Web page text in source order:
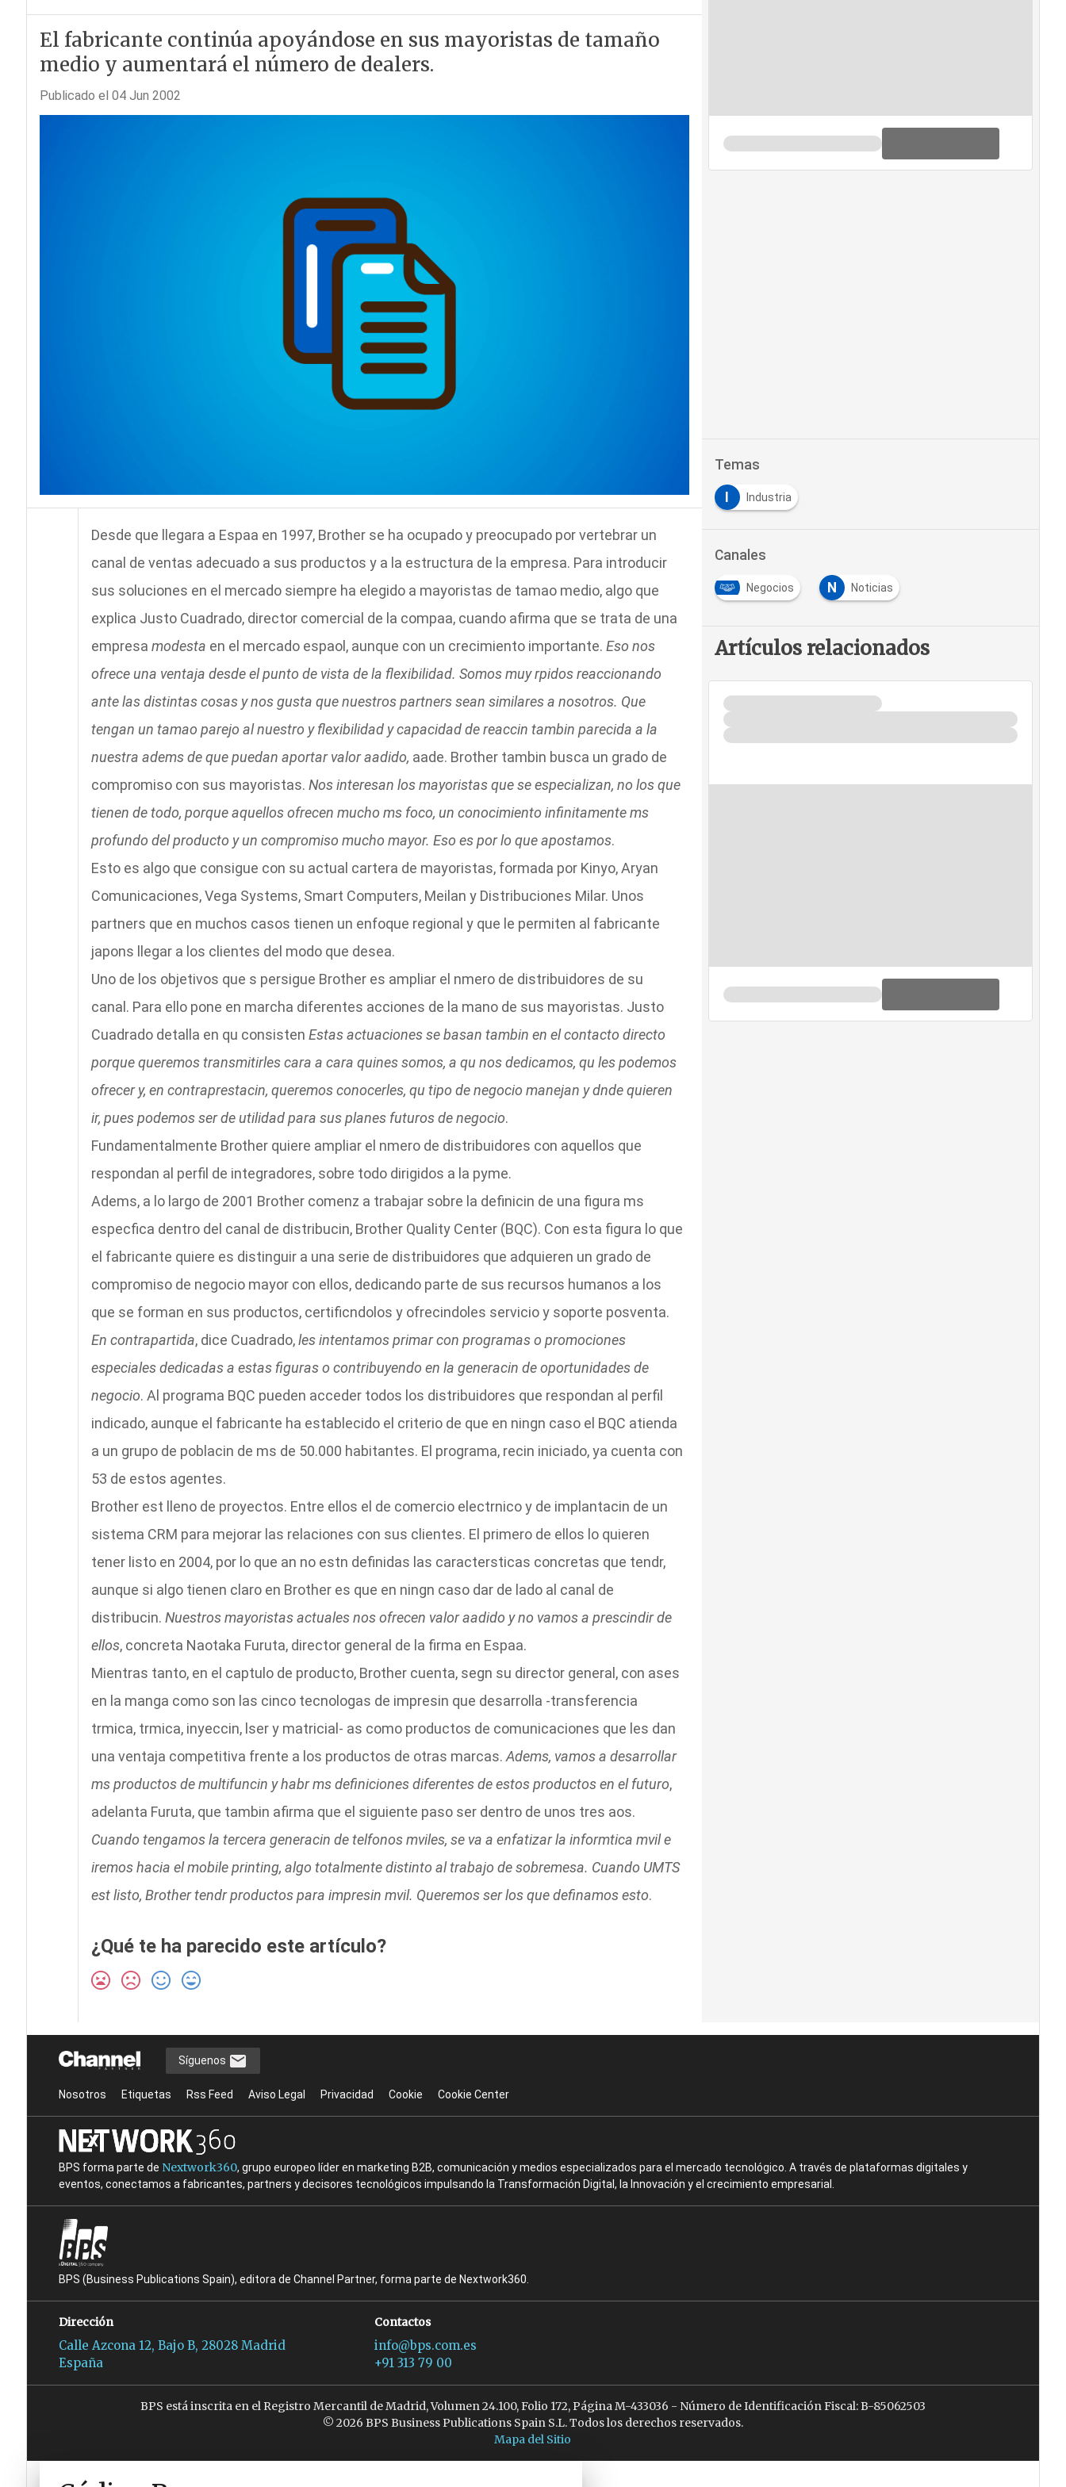
El fabricante continúa apoyándose en sus mayoristas de tamaño
medio y aumentará el número de dealers.
Publicado el 04 Jun 2002
Desde que llegara a Espaa en 1997, Brother se ha ocupado y preocupado por vertebrar un
canal de ventas adecuado a sus productos y a la estructura de la empresa. Para introducir
sus soluciones en el mercado siempre ha elegido a mayoristas de tamao medio, algo que
explica Justo Cuadrado, director comercial de la compaa, cuando afirma que se trata de una
empresa modesta en el mercado espaol, aunque con un crecimiento importante. Eso nos
ofrece una ventaja desde el punto de vista de la flexibilidad. Somos muy rpidos reaccionando
ante las distintas cosas y nos gusta que nuestros partners sean similares a nosotros. Que
tengan un tamao parejo al nuestro y flexibilidad y capacidad de reaccin tambin parecida a la
nuestra adems de que puedan aportar valor aadido, aade. Brother tambin busca un grado de
compromiso con sus mayoristas. Nos interesan los mayoristas que se especializan, no los que
tienen de todo, porque aquellos ofrecen mucho ms foco, un conocimiento infinitamente ms
profundo del producto y un compromiso mucho mayor. Eso es por lo que apostamos.
Esto es algo que consigue con su actual cartera de mayoristas, formada por Kinyo, Aryan
Comunicaciones, Vega Systems, Smart Computers, Meilan y Distribuciones Milar. Unos
partners que en muchos casos tienen un enfoque regional y que le permiten al fabricante
japons llegar a los clientes del modo que desea.
Uno de los objetivos que s persigue Brother es ampliar el nmero de distribuidores de su
canal. Para ello pone en marcha diferentes acciones de la mano de sus mayoristas. Justo
Cuadrado detalla en qu consisten Estas actuaciones se basan tambin en el contacto directo
porque queremos transmitirles cara a cara quines somos, a qu nos dedicamos, qu les podemos
ofrecer y, en contraprestacin, queremos conocerles, qu tipo de negocio manejan y dnde quieren
ir, pues podemos ser de utilidad para sus planes futuros de negocio.
Fundamentalmente Brother quiere ampliar el nmero de distribuidores con aquellos que
respondan al perfil de integradores, sobre todo dirigidos a la pyme.
Adems, a lo largo de 2001 Brother comenz a trabajar sobre la definicin de una figura ms
especfica dentro del canal de distribucin, Brother Quality Center (BQC). Con esta figura lo que
el fabricante quiere es distinguir a una serie de distribuidores que adquieren un grado de
compromiso de negocio mayor con ellos, dedicando parte de sus recursos humanos a los
que se forman en sus productos, certificndolos y ofrecindoles servicio y soporte posventa.
En contrapartida, dice Cuadrado,les intentamos primar con programas o promociones
especiales dedicadas a estas figuras o contribuyendo en la generacin de oportunidades de
negocio. Al programa BQC pueden acceder todos los distribuidores que respondan al perfil
indicado, aunque el fabricante ha establecido el criterio de que en ningn caso el BQC atienda
a un grupo de poblacin de ms de 50.000 habitantes. El programa, recin iniciado, ya cuenta con
53 de estos agentes.
Brother est lleno de proyectos. Entre ellos el de comercio electrnico y de implantacin de un
sistema CRM para mejorar las relaciones con sus clientes. El primero de ellos lo quieren
tener listo en 2004, por lo que an no estn definidas las caractersticas concretas que tendr,
aunque si algo tienen claro en Brother es que en ningn caso dar de lado al canal de
distribucin. Nuestros mayoristas actuales nos ofrecen valor aadido y no vamos a prescindir de
ellos, concreta Naotaka Furuta, director general de la firma en Espaa.
Mientras tanto, en el captulo de producto, Brother cuenta, segn su director general, con ases
en la manga como son las cinco tecnologas de impresin que desarrolla -transferencia
trmica, trmica, inyeccin, lser y matricial- as como productos de comunicaciones que les dan
una ventaja competitiva frente a los productos de otras marcas. Adems, vamos a desarrollar
ms productos de multifuncin y habr ms definiciones diferentes de estos productos en el futuro,
adelanta Furuta, que tambin afirma que el siguiente paso ser dentro de unos tres aos.
Cuando tengamos la tercera generacin de telfonos mviles, se va a enfatizar la informtica mvil e
iremos hacia el mobile printing, algo totalmente distinto al trabajo de sobremesa. Cuando UMTS
est listo, Brother tendr productos para impresin mvil. Queremos ser los que definamos esto.
¿Qué te ha parecido este artículo?
Temas
Industria
Canales
Negocios N Noticias
Artículos relacionados
Síguenos
Nosotros Etiquetas Rss Feed Aviso Legal Privacidad Cookie Cookie Center
BPS forma parte de Nextwork360, grupo europeo líder en marketing B2B, comunicación y medios especializados para el mercado tecnológico. A través de plataformas digitales y
eventos, conectamos a fabricantes, partners y decisores tecnológicos impulsando la Transformación Digital, la Innovación y el crecimiento empresarial.
BPS (Business Publications Spain), editora de Channel Partner, forma parte de Nextwork360.
Dirección
Calle Azcona 12, Bajo B, 28028 Madrid
España
Contactos
info@bps.com.es
+91 313 79 00
BPS está inscrita en el Registro Mercantil de Madrid, Volumen 24.100, Folio 172, Página M-433036 - Número de Identificación Fiscal: B-85062503
© 2026 BPS Business Publications Spain S.L. Todos los derechos reservados.
Mapa del Sitio